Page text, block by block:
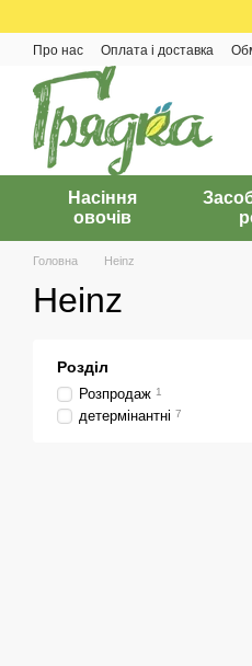
Про нас Оплата і доставка
Насіння
овочів
Головна Heinz
Heinz
Розділ
Розпродаж 1
детермінантні 7